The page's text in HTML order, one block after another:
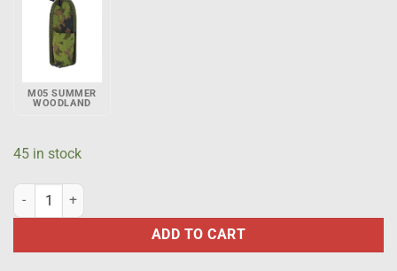
M05 SUMMER
WOODLAND
45 in stock
Tetra phone Airbus THR9i pouch, black quantity
ADD TO CART